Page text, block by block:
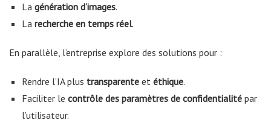
La génération d’images.
La recherche en temps réel.
En parallèle, l’entreprise explore des solutions pour :
Rendre l’IA plus transparenteet éthique.
Faciliter le contrôle des paramètres de confidentialitépar
l’utilisateur.